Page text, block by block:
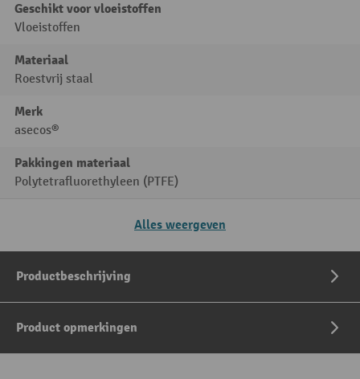
Geschikt voor vloeistoffen
Vloeistoffen
Materiaal
Roestvrij staal
Merk
asecos®
Pakkingen materiaal
Polytetrafluorethyleen (PTFE)
Alles weergeven
Productbeschrijving
Product opmerkingen